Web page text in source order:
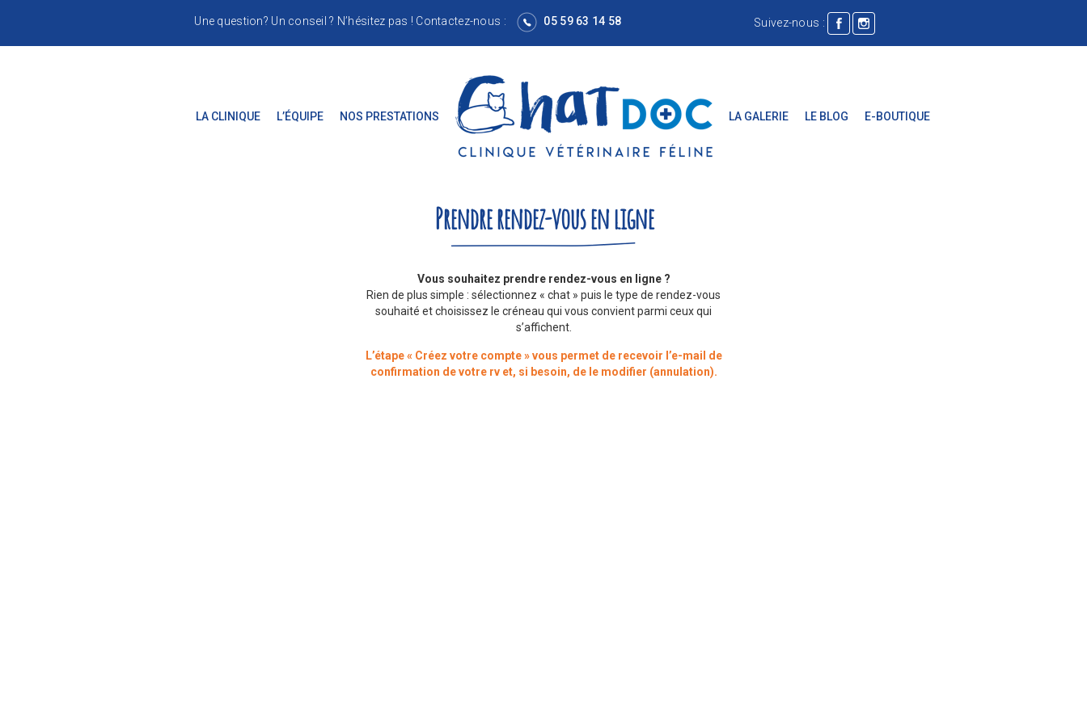
Une question? Un conseil ? N’hésitez pas ! Contactez-nous : 05 59 63 14 58 Suivez-nous :
LA CLINIQUE L’ÉQUIPE NOS PRESTATIONS LA GALERIE LE BLOG E-BOUTIQUE
Prendre rendez-vous en ligne
Vous souhaitez prendre rendez-vous en ligne ?
Rien de plus simple : sélectionnez « chat » puis le type de rendez-vous
souhaité et choisissez le créneau qui vous convient parmi ceux qui
s’affichent.
L’étape « Créez votre compte » vous permet de recevoir l’e-mail de
confirmation de votre rv et, si besoin, de le modifier (annulation).